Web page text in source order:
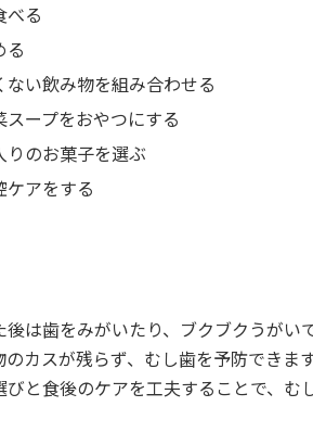
べる
る
い飲み物を組み合わせる
ープをおやつにする
りのお菓子を選ぶ
ケアをする
後は歯をみがいたり、ブクブクうがい
カスが残らず、むし歯を予防できます
びと食後のケアを工夫することで、